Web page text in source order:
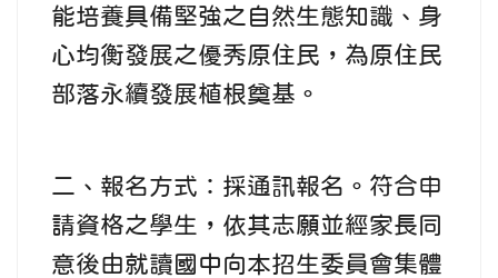
能培養具備堅強之自然生態知識、身
心均衡發展之優秀原住民，為原住民
部落永續發展植根奠基。
二、報名方式：採通訊報名。符合申
請資格之學生，依其志願並經家長同
意後由就讀國中向本招生委員會集體